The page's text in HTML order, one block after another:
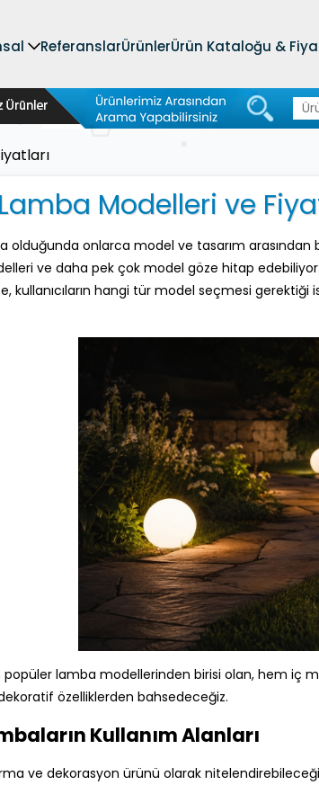
ReferanslarÜrünlerÜrün Kataloğu &
Modelleri ve
olduğunda onlarca model ve tasarım
ve daha pek çok model göze hitap
kullanıcıların hangi tür model seçmesi
popüler lamba modellerinden birisi olan, hem iç
özelliklerden bahsedeceğiz.
Kullanım Alanları
ve dekorasyon ürünü olarak